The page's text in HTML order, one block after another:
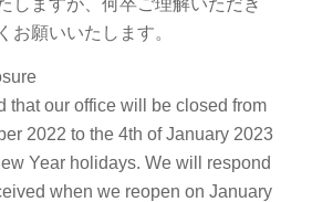
しますが、何卒ご理解いただき
お願いいたします。
that our office will be closed from
2022 to the 4th of January 2023
Year holidays. We will respond
when we reopen on January